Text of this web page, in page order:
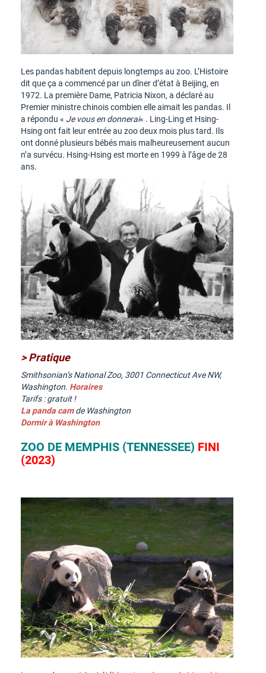
Les pandas habitent depuis longtemps au zoo. L’Histoire
dit que ça a commencé par un dîner d’état à Beijing, en
1972. La première Dame, Patricia Nixon, a déclaré au
Premier ministre chinois combien elle aimait les pandas. Il
a répondu « Je vous en donnerai« . Ling-Ling et Hsing-
Hsing ont fait leur entrée au zoo deux mois plus tard. Ils
ont donné plusieurs bébés mais malheureusement aucun
n’a survécu. Hsing-Hsing est morte en 1999 à l’âge de 28
ans.
> Pratique
Smithsonian’s National Zoo, 3001 Connecticut Ave NW,
Washington. Horaires
Tarifs : gratuit !
La panda camde Washington
Dormir à Washington
ZOO DE MEMPHIS (TENNESSEE) FINI
(2023)